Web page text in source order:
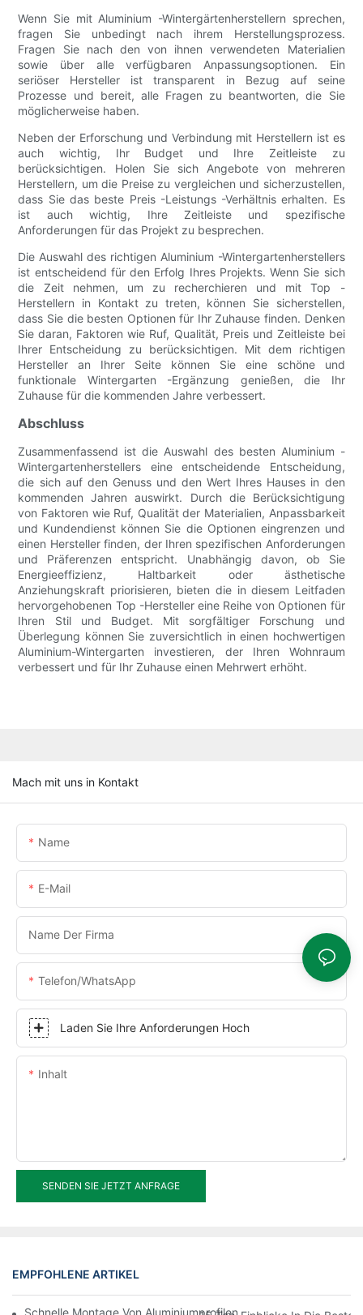
Wenn Sie mit Aluminium -Wintergärtenherstellern sprechen,
fragen Sie unbedingt nach ihrem Herstellungsprozess.
Fragen Sie nach den von ihnen verwendeten Materialien
sowie über alle verfügbaren Anpassungsoptionen. Ein
seriöser Hersteller ist transparent in Bezug auf seine
Prozesse und bereit, alle Fragen zu beantworten, die Sie
möglicherweise haben.
Neben der Erforschung und Verbindung mit Herstellern ist es
auch wichtig, Ihr Budget und Ihre Zeitleiste zu
berücksichtigen. Holen Sie sich Angebote von mehreren
Herstellern, um die Preise zu vergleichen und sicherzustellen,
dass Sie das beste Preis -Leistungs -Verhältnis erhalten. Es
ist auch wichtig, Ihre Zeitleiste und spezifische
Anforderungen für das Projekt zu besprechen.
Die Auswahl des richtigen Aluminium -Wintergartenherstellers
ist entscheidend für den Erfolg Ihres Projekts. Wenn Sie sich
die Zeit nehmen, um zu recherchieren und mit Top -
Herstellern in Kontakt zu treten, können Sie sicherstellen,
dass Sie die besten Optionen für Ihr Zuhause finden. Denken
Sie daran, Faktoren wie Ruf, Qualität, Preis und Zeitleiste bei
Ihrer Entscheidung zu berücksichtigen. Mit dem richtigen
Hersteller an Ihrer Seite können Sie eine schöne und
funktionale Wintergarten -Ergänzung genießen, die Ihr
Zuhause für die kommenden Jahre verbessert.
Abschluss
Zusammenfassend ist die Auswahl des besten Aluminium -
Wintergartenherstellers eine entscheidende Entscheidung,
die sich auf den Genuss und den Wert Ihres Hauses in den
kommenden Jahren auswirkt. Durch die Berücksichtigung
von Faktoren wie Ruf, Qualität der Materialien, Anpassbarkeit
und Kundendienst können Sie die Optionen eingrenzen und
einen Hersteller finden, der Ihren spezifischen Anforderungen
und Präferenzen entspricht. Unabhängig davon, ob Sie
Energieeffizienz, Haltbarkeit oder ästhetische
Anziehungskraft priorisieren, bieten die in diesem Leitfaden
hervorgehobenen Top -Hersteller eine Reihe von Optionen für
Ihren Stil und Budget. Mit sorgfältiger Forschung und
Überlegung können Sie zuversichtlich in einen hochwertigen
Aluminium-Wintergarten investieren, der Ihren Wohnraum
verbessert und für Ihr Zuhause einen Mehrwert erhöht.
Mach mit uns in Kontakt
Name
E-Mail
Name Der Firma
Telefon/WhatsApp
Laden Sie Ihre Anforderungen Hoch
Inhalt
SENDEN SIE JETZT ANFRAGE
EMPFOHLENE ARTIKEL